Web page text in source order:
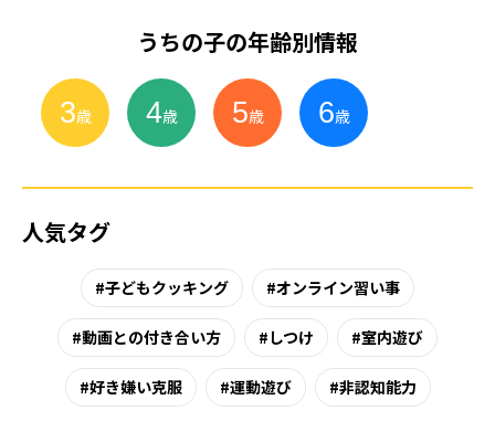
うちの子の年齢別情報
3歳 4歳 5歳 6歳
人気タグ
子どもクッキング オンライン習い事
動画との付き合い方 しつけ 室内遊び
好き嫌い克服 運動遊び 非認知能力